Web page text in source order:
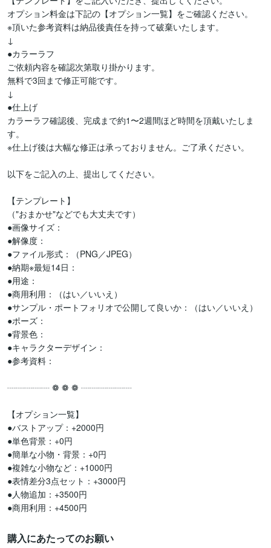
オプション料金は下記の【オプション一覧】をご確認ください。
※頂いた参考資料は納品後責任を持って破棄いたします。
↓
●カラーラフ
ご依頼内容を確認次第取り掛かります。
無料で3回まで修正可能です。
↓
●仕上げ
カラーラフ確認後、完成まで約1〜2週間ほど時間を頂戴いたしま
す。
※仕上げ後は大幅な修正は承っておりません。ご了承ください。
以下をご記入の上、提出してください。
【テンプレート】
（"おまかせ"などでも大丈夫です）
●画像サイズ：
●解像度：
●ファイル形式：（PNG／JPEG）
●納期※最短14日：
●用途：
●商用利用：（はい／いいえ）
●サンプル・ポートフォリオで公開して良いか：（はい／いいえ）
●ポーズ：
●背景色：
●キャラクターデザイン：
●参考資料：
┈┈┈┈┈ ❁ ❁ ❁ ┈┈┈┈┈┈
【オプション一覧】
●バストアップ：+2000円
●単色背景：+0円
●簡単な小物・背景：+0円
●複雑な小物など：+1000円
●表情差分3点セット：+3000円
●人物追加：+3500円
●商用利用：+4500円
購入にあたってのお願い